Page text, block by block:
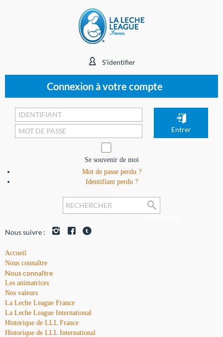
S'identifier
Connexion à votre compte
Se souvenir de moi
Mot de passe perdu ?
Identifiant perdu ?
Nous suivre :
Accueil
Nous connaître
Nous connaître
Les animatrices
Nos valeurs
La Leche League France
La Leche League International
Historique de LLL France
Historique de LLL International